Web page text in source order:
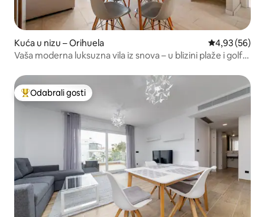
Kuća u nizu – Orihuela Prosječna
4,93 (56)
Vaša moderna luksuzna vila iz snova – u blizini plaže i golf
Među najviše rangiranima s oznakom „Odabrali gosti”
Odabrali gosti